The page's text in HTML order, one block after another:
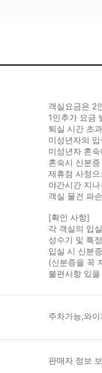
객실요금은 2
1인추가 요금
퇴실 시간 초
미성년자의
미성년자 혼
혼숙시 신분
제휴점 사정
야간시간 지
객실 물건 파
[확인 사항]
각 객실의 입
성수기 및 특
입실 시 신분
(신분증을 꼭
불편사항 있
주차가능,와
판매자 정보